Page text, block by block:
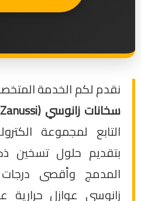
نقدم لكم الخدمة
سخانات زانوسي (Zanussi)
التابع لمجموعة
بتقديم حلول تسخين
المدمج وأقصى
زانوسي عوازل حرارية